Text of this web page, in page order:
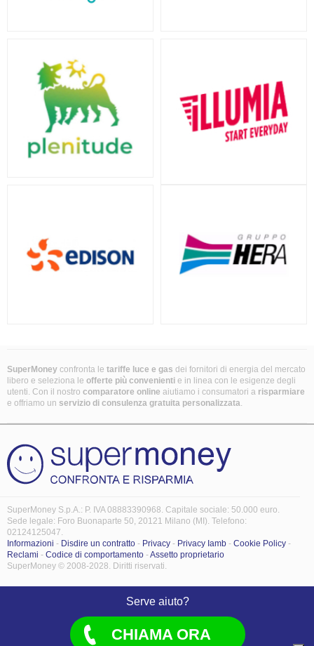
SuperMoney confronta le tariffe luce e gas dei fornitori di energia del mercato
libero e seleziona le offerte più convenienti e in linea con le esigenze degli
utenti. Con il nostro comparatore online aiutiamo i consumatori a risparmiare
e offriamo un servizio di consulenza gratuita personalizzata.
SuperMoney S.p.A.: P. IVA 08883390968. Capitale sociale: 50.000 euro.
Sede legale: Foro Buonaparte 50, 20121 Milano (MI). Telefono:
02124125047.
Informazioni - Disdire un contratto - Privacy - Privacy Iamb - Cookie Policy -
Reclami - Codice di comportamento -Assetto proprietario
SuperMoney © 2008-2028. Diritti riservati.
Serve aiuto?
CHIAMA ORA